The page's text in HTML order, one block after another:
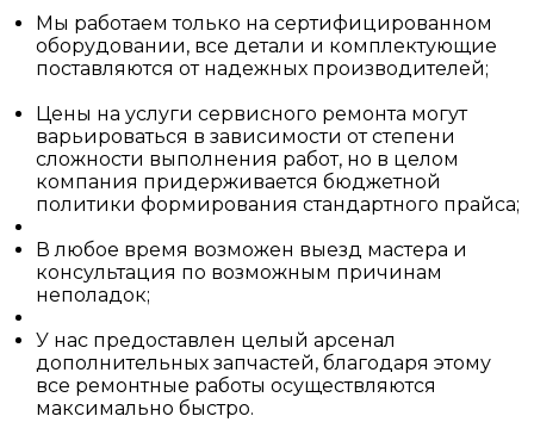
Мы работаем только на сертифицированном
оборудовании, все детали и комплектующие
поставляются от надежных производителей;
Цены на услуги сервисного ремонта могут
варьироваться в зависимости от степени
сложности выполнения работ, но в целом
компания придерживается бюджетной
политики формирования стандартного прайса;
В любое время возможен выезд мастера и
консультация по возможным причинам
неполадок;
У нас предоставлен целый арсенал
дополнительных запчастей, благодаря этому
все ремонтные работы осуществляются
максимально быстро.